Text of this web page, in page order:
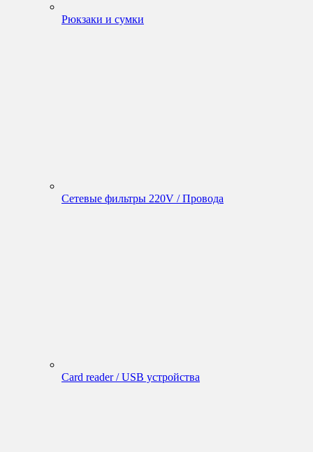
Рюкзаки и сумки
Сетевые фильтры 220V / Провода
Card reader / USB устройства